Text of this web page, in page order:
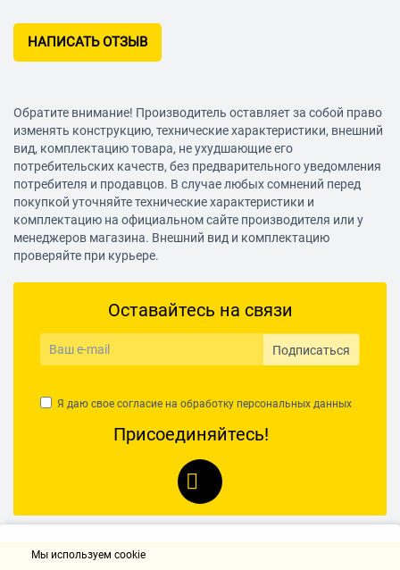
НАПИСАТЬ ОТЗЫВ
Обратите внимание! Производитель оставляет за собой право
изменять конструкцию, технические характеристики, внешний
вид, комплектацию товара, не ухудшающие его
потребительских качеств, без предварительного уведомления
потребителя и продавцов. В случае любых сомнений перед
покупкой уточняйте технические характеристики и
комплектацию на официальном сайте производителя или у
менеджеров магазина. Внешний вид и комплектацию
проверяйте при курьере.
Оставайтесь на связи
Подписаться
Я даю свое согласие на обработку персональных данных
Присоединяйтесь!
Мы используем cookie